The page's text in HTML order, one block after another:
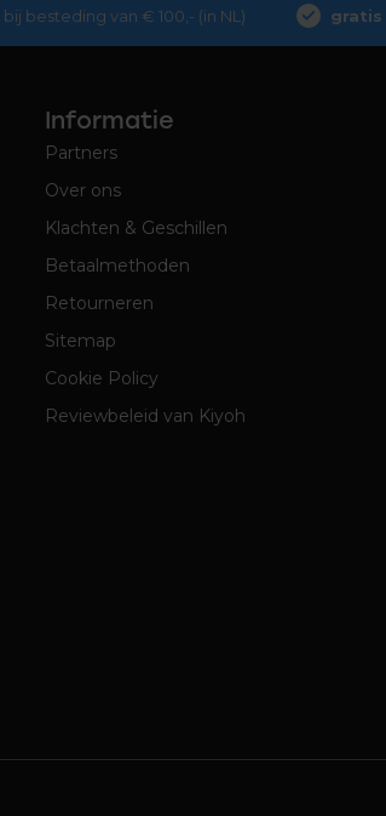
bij besteding van € 100,- (in NL) gratis
Informatie
Partners
Over ons
Klachten & Geschillen
Betaalmethoden
Retourneren
Sitemap
Cookie Policy
Reviewbeleid van Kiyoh